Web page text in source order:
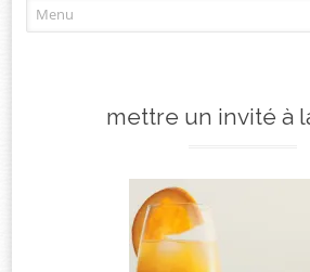
to
mettre un invité à